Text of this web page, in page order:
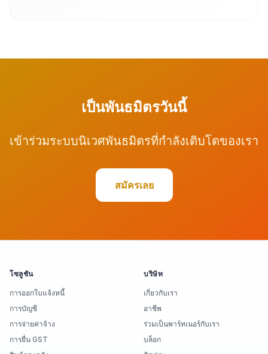
เป็นพันธมิตรวันนี้
เข้าร่วมระบบนิเวศพันธมิตรที่กำลังเติบโตของเรา
สมัครเลย
โซลูชัน
การออกใบแจ้งหนี้
การบัญชี
การจ่ายค่าจ้าง
การยื่น GST
บริษัท
เกี่ยวกับเรา
อาชีพ
ร่วมเป็นพาร์ทเนอร์กับเรา
บล็อก